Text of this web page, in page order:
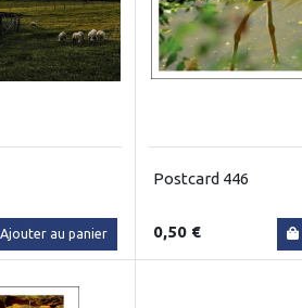
Ajouter au panier
Postcard 446
0,50 €